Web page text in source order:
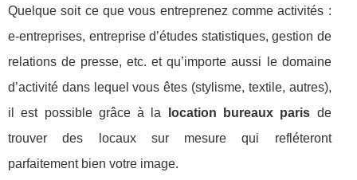
Quelque soit ce que vous entreprenez comme activités :
e-entreprises, entreprise d’études statistiques, gestion de
relations de presse, etc. et qu’importe aussi le domaine
d’activité dans lequel vous êtes (stylisme, textile, autres),
il est possible grâce à la
location bureaux paris de
trouver des locaux sur mesure qui refléteront
parfaitement bien votre image.